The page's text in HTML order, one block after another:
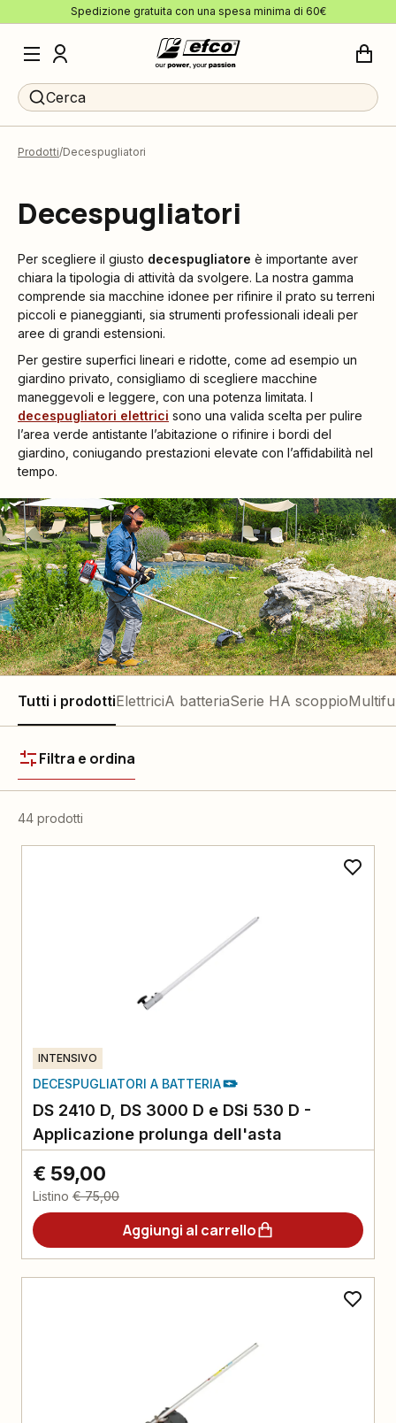
Spedizione gratuita con una spesa minima di 60€
Cerca
Prodotti Decespugliatori
Decespugliatori
Per scegliere il giusto decespugliatore è importante aver
chiara la tipologia di attività da svolgere. La nostra gamma
comprende sia macchine idonee per rifinire il prato su terreni
piccoli e pianeggianti, sia strumenti professionali ideali per
aree di grandi estensioni.
Per gestire superfici lineari e ridotte, come ad esempio un
giardino privato, consigliamo di scegliere macchine
maneggevoli e leggere, con una potenza limitata. I
decespugliatori elettrici sono una valida scelta per pulire
l’area verde antistante l’abitazione o rifinire i bordi del
giardino, coniugando prestazioni elevate con l’affidabilità nel
tempo.
Tutti i prodottiElettriciA batteriaSerie HA scoppio
Filtra e ordina
44 prodotti
INTENSIVO
DECESPUGLIATORI A BATTERIA
DS 2410 D, DS 3000 D e DSi 530 D -
Applicazione prolunga dell'asta
€ 59,00
Listino € 75,00
Aggiungi al carrello